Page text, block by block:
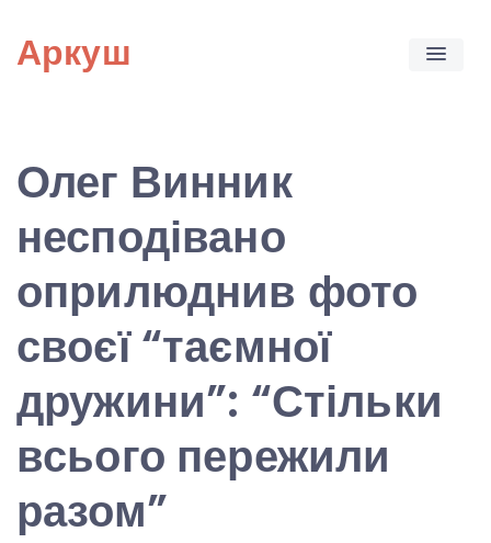
content
Аркуш
Олег Винник
несподівано
оприлюднив фото
своєї “таємної
дружини”: “Стільки
всього пережили
разом”